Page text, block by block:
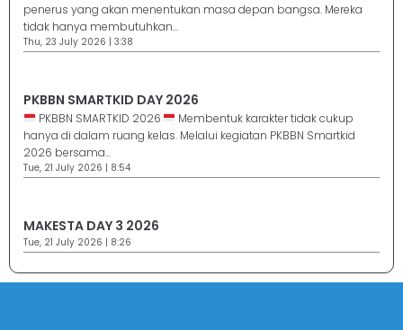
penerus yang akan menentukan masa depan bangsa. Mereka
tidak hanya membutuhkan...
Thu, 23 July 2026 | 3:38
PKBBN SMARTKID DAY 2026
PKBBN SMARTKID 2026
Membentuk karakter tidak cukup
hanya di dalam ruang kelas. Melalui kegiatan PKBBN Smartkid
2026 bersama...
Tue, 21 July 2026 | 8:54
MAKESTA DAY 3 2026
Tue, 21 July 2026 | 8:26